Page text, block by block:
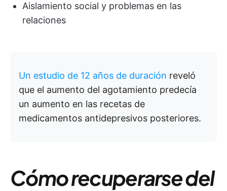
Aislamiento social y problemas en las
relaciones
Un estudio de 12 años de duración reveló
que el aumento del agotamiento predecía
un aumento en las recetas de
medicamentos antidepresivos posteriores.
Cómo recuperarse del